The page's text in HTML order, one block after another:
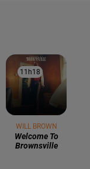
11h18
11h18
WILL BROWN
Welcome To
Brownsville